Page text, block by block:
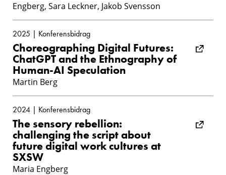
Engberg, Sara Leckner, Jakob Svensson
2025 | Konferensbidrag
Choreographing Digital Futures:
ChatGPT and the Ethnography of
Human-AI Speculation
Martin Berg
2024 | Konferensbidrag
The sensory rebellion:
challenging the script about
future digital work cultures at
SXSW
Maria Engberg